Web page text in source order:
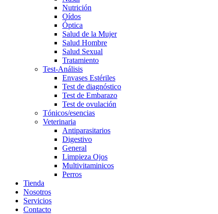
Nutrición
Oídos
Óptica
Salud de la Mujer
Salud Hombre
Salud Sexual
Tratamiento
Test-Análisis
Envases Estériles
Test de diagnóstico
Test de Embarazo
Test de ovulación
Tónicos/esencias
Veterinaria
Antiparasitarios
Digestivo
General
Limpieza Ojos
Multivitaminicos
Perros
Tienda
Nosotros
Servicios
Contacto